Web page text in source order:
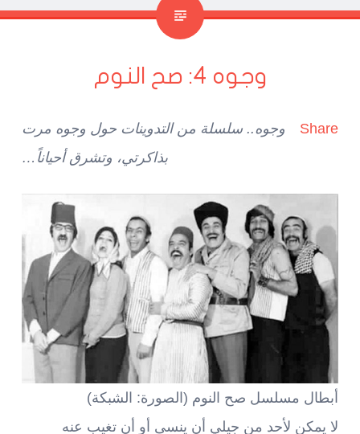
وجوه 4: صح النوم
Share
وجوه.. سلسلة من التدوينات حول وجوه مرت
بذاكرتي، وتشرق أحياناً…
أبطال مسلسل صح النوم (الصورة: الشبكة)
لا يمكن لأحد من جيلي أن ينسى أو أن تغيب عنه